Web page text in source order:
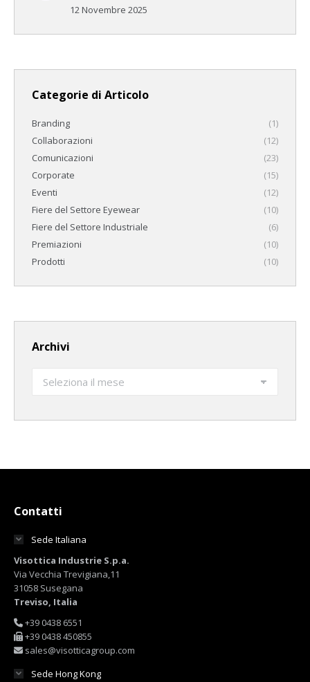
12 Novembre 2025
Categorie di Articolo
Branding
(1)
Collaborazioni
(12)
Comunicazioni
(23)
Corporate
(15)
Eventi
(12)
Fiere del Settore Eyewear
(10)
Fiere del Settore Industriale
(6)
Premiazioni
(10)
Prodotti
(10)
Archivi
Contatti
Sede Italiana
Visottica Industrie S.p.a.
Via Vecchia Trevigiana,11
31058 Susegana
Treviso, Italia
+39 0438 6551
+39 0438 450855
sales@visotticagroup.com
Sede Hong Kong